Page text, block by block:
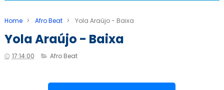
Home > Afro Beat > Yola Araújo - Baixa
Yola Araújo - Baixa
17:14:00 Afro Beat